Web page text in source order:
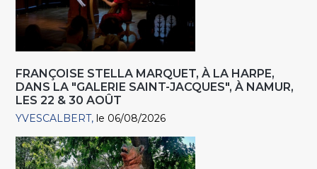
FRANÇOISE STELLA MARQUET, À LA HARPE,
DANS LA "GALERIE SAINT-JACQUES", À NAMUR,
LES 22 & 30 AOÛT
YVESCALBERT le 06/08/2026